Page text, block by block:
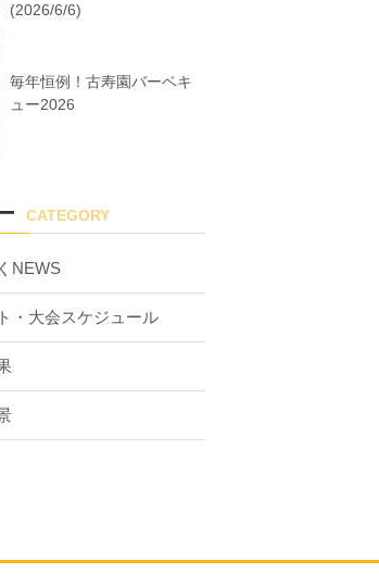
(2026/6/6)
毎年恒例！古寿園バーベキ
ュー2026
CATEGORY
NEWS
・大会スケジュール